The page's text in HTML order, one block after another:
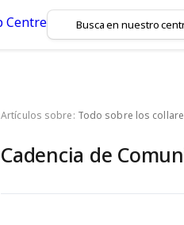
Artículos sobre: Todo sobre los
Cadencia de